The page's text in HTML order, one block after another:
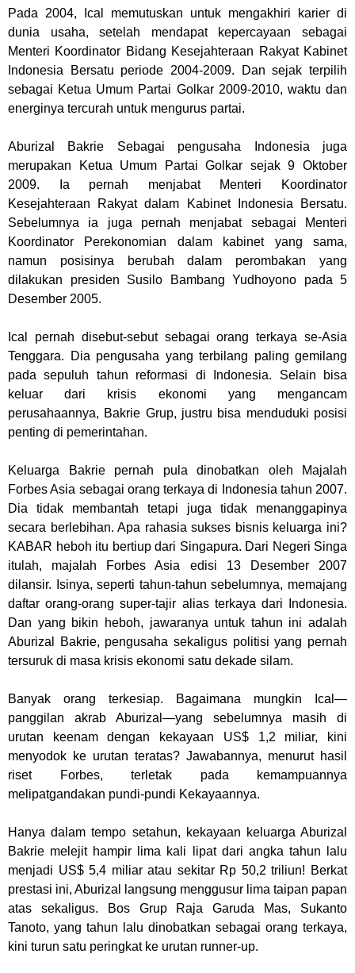
Pada 2004, Ical memutuskan untuk mengakhiri karier di
dunia usaha, setelah mendapat kepercayaan sebagai
Menteri Koordinator Bidang Kesejahteraan Rakyat Kabinet
Indonesia Bersatu periode 2004-2009. Dan sejak terpilih
sebagai Ketua Umum Partai Golkar 2009-2010, waktu dan
energinya tercurah untuk mengurus partai.
Aburizal Bakrie Sebagai pengusaha Indonesia juga
merupakan Ketua Umum Partai Golkar sejak 9 Oktober
2009. Ia pernah menjabat Menteri Koordinator
Kesejahteraan Rakyat dalam Kabinet Indonesia Bersatu.
Sebelumnya ia juga pernah menjabat sebagai Menteri
Koordinator Perekonomian dalam kabinet yang sama,
namun posisinya berubah dalam perombakan yang
dilakukan presiden Susilo Bambang Yudhoyono pada 5
Desember 2005.
Ical pernah disebut-sebut sebagai orang terkaya se-Asia
Tenggara. Dia pengusaha yang terbilang paling gemilang
pada sepuluh tahun reformasi di Indonesia. Selain bisa
keluar dari krisis ekonomi yang mengancam
perusahaannya, Bakrie Grup, justru bisa menduduki posisi
penting di pemerintahan.
Keluarga Bakrie pernah pula dinobatkan oleh Majalah
Forbes Asia sebagai orang terkaya di Indonesia tahun 2007.
Dia tidak membantah tetapi juga tidak menanggapinya
secara berlebihan. Apa rahasia sukses bisnis keluarga ini?
KABAR heboh itu bertiup dari Singapura. Dari Negeri Singa
itulah, majalah Forbes Asia edisi 13 Desember 2007
dilansir. Isinya, seperti tahun-tahun sebelumnya, memajang
daftar orang-orang super-tajir alias terkaya dari Indonesia.
Dan yang bikin heboh, jawaranya untuk tahun ini adalah
Aburizal Bakrie, pengusaha sekaligus politisi yang pernah
tersuruk di masa krisis ekonomi satu dekade silam.
Banyak orang terkesiap. Bagaimana mungkin Ical—
panggilan akrab Aburizal—yang sebelumnya masih di
urutan keenam dengan kekayaan US$ 1,2 miliar, kini
menyodok ke urutan teratas? Jawabannya, menurut hasil
riset Forbes, terletak pada kemampuannya
melipatgandakan pundi-pundi Kekayaannya.
Hanya dalam tempo setahun, kekayaan keluarga Aburizal
Bakrie melejit hampir lima kali lipat dari angka tahun lalu
menjadi US$ 5,4 miliar atau sekitar Rp 50,2 triliun! Berkat
prestasi ini, Aburizal langsung menggusur lima taipan papan
atas sekaligus. Bos Grup Raja Garuda Mas, Sukanto
Tanoto, yang tahun lalu dinobatkan sebagai orang terkaya,
kini turun satu peringkat ke urutan runner-up.